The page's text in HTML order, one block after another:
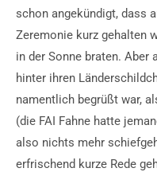
schon angekündigt, dass
Zeremonie kurz gehalten
in der Sonne braten.
hinter ihren
namentlich begrüßt war,
(die FAI Fahne hatte
also nichts mehr
erfrischend kurze Rede